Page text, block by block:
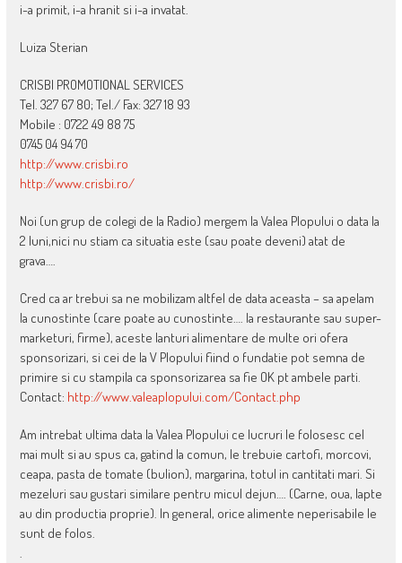
i-a primit, i-a hranit si i-a invatat.
Luiza Sterian
CRISBI PROMOTIONAL SERVICES
Tel. 327 67 80; Tel./ Fax: 327 18 93
Mobile : 0722 49 88 75
0745 04 94 70
http://www.crisbi.ro
http://www.crisbi.ro/
Noi (un grup de colegi de la Radio) mergem la Valea Plopului o data la
2 luni,nici nu stiam ca situatia este (sau poate deveni) atat de
grava….
Cred ca ar trebui sa ne mobilizam altfel de data aceasta – sa apelam
la cunostinte (care poate au cunostinte…. la restaurante sau super-
marketuri, firme), aceste lanturi alimentare de multe ori ofera
sponsorizari, si cei de la V Plopului fiind o fundatie pot semna de
primire si cu stampila ca sponsorizarea sa fie OK pt ambele parti.
Contact: http://www.valeaplopului.com/Contact.php
Am intrebat ultima data la Valea Plopului ce lucruri le folosesc cel
mai mult si au spus ca, gatind la comun, le trebuie cartofi, morcovi,
ceapa, pasta de tomate (bulion), margarina, totul in cantitati mari. Si
mezeluri sau gustari similare pentru micul dejun…. (Carne, oua, lapte
au din productia proprie). In general, orice alimente neperisabile le
sunt de folos.
.